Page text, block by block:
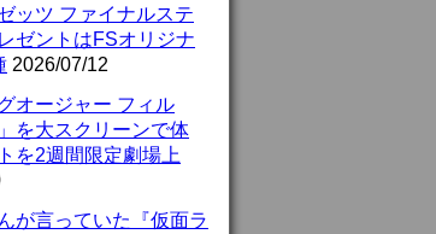
ッツ ファイナルステ
ゼントはFSオリジナ
2026/07/12
オージャー フィル
を大スクリーンで体
を2週間限定劇場上
が言っていた『仮面ラ